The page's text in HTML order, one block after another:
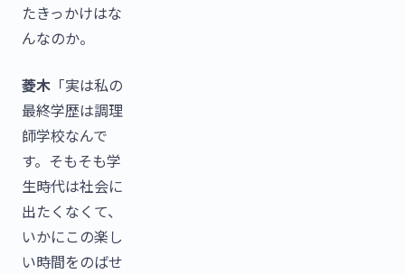
たきっかけはな
んなのか。
菱木 「実は私の
最終学歴は調理
師学校なんで
す。そもそも学
生時代は社会に
出たくなくて、
いかにこの楽し
い時間をのばせ